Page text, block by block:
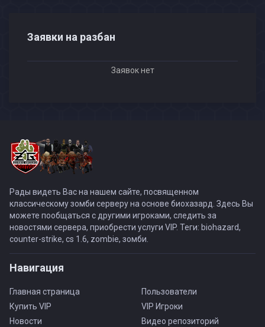
Заявки на разбан
Заявок нет
Рады видеть Вас на нашем сайте, посвященном
классическому зомби серверу на основе биохазард. Здесь Вы
можете пообщаться с другими игроками, следить за
новостями сервера, приобрести услуги VIP. Теги: biohazard,
counter-strike, cs 1.6, zombie, зомби.
Навигация
Главная страница
Купить VIP
Новости
Пользователи
VIP Игроки
Видео репозиторий